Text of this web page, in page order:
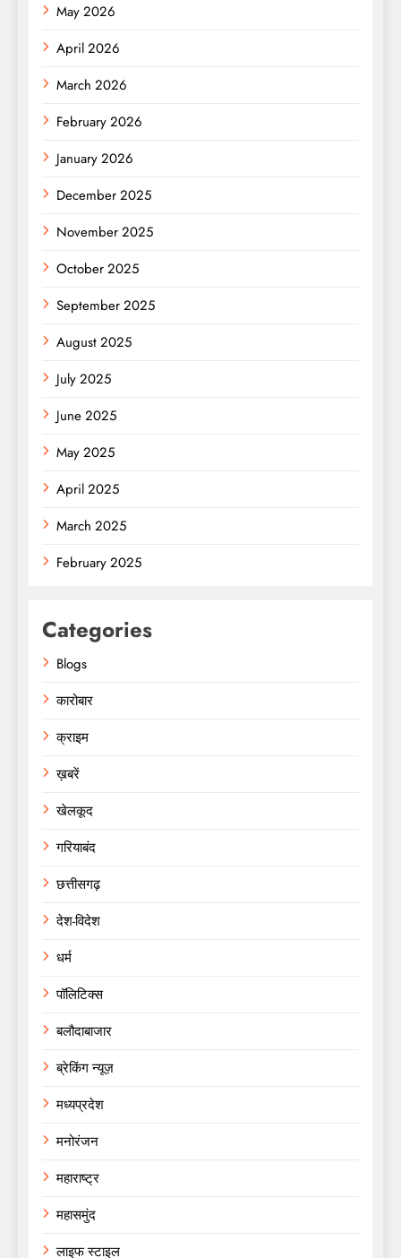
May 2026
April 2026
March 2026
February 2026
January 2026
December 2025
November 2025
October 2025
September 2025
August 2025
July 2025
June 2025
May 2025
April 2025
March 2025
February 2025
Categories
Blogs
कारोबार
क्राइम
ख़बरें
खेलकूद
गरियाबंद
छत्तीसगढ़
देश-विदेश
धर्म
पॉलिटिक्स
बलौदाबाजार
ब्रेकिंग न्यूज़
मध्यप्रदेश
मनोरंजन
महाराष्ट्र
महासमुंद
लाइफ स्टाइल